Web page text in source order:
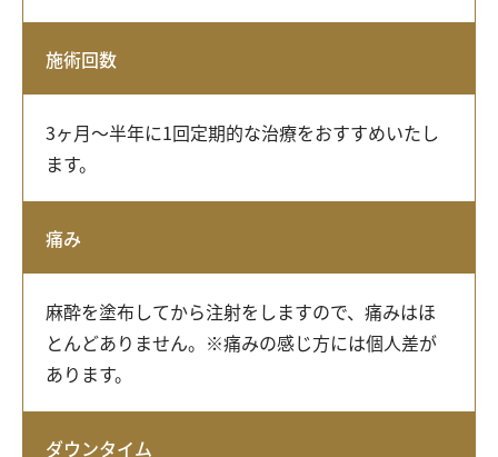
施術回数
3ヶ月～半年に1回定期的な治療をおすすめいたし
ます。
痛み
麻酔を塗布してから注射をしますので、痛みはほ
とんどありません。※痛みの感じ方には個人差が
あります。
ダウンタイム